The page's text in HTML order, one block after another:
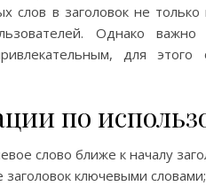
слов в заголовок не
Однако важно
для этого
по
слово ближе к началу
ключевыми